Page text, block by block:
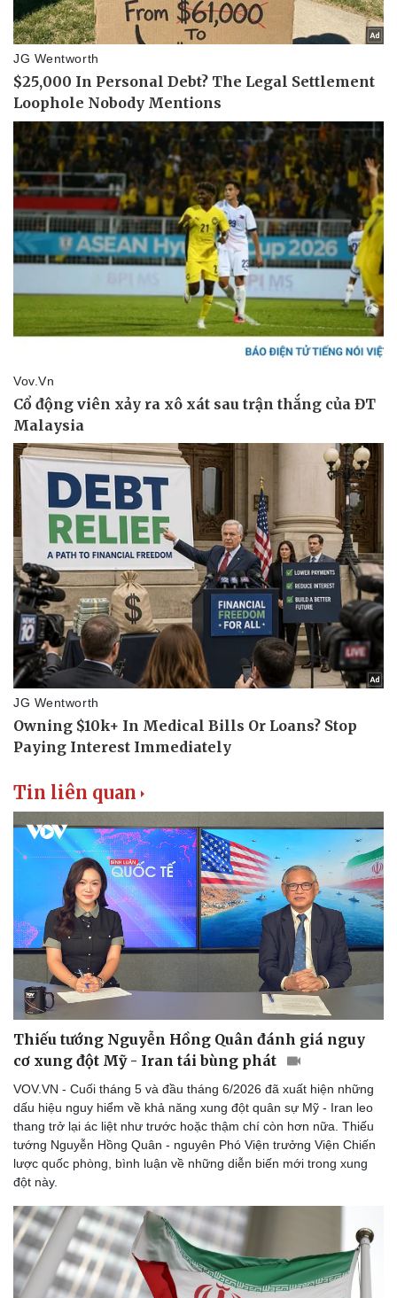
Vụ án
Tin nóng
Tư vấn luật
Việt Nam
Phân tích
Tin liên quan
Thiếu tướng Nguyễn Hồng Quân đánh giá nguy
cơ xung đột Mỹ - Iran tái bùng phát
VOV.VN - Cuối tháng 5 và đầu tháng 6/2026 đã xuất hiện những
dấu hiệu nguy hiểm về khả năng xung đột quân sự Mỹ - Iran leo
thang trở lại ác liệt như trước hoặc thậm chí còn hơn nữa. Thiếu
tướng Nguyễn Hồng Quân - nguyên Phó Viện trưởng Viện Chiến
lược quốc phòng, bình luận về những diễn biến mới trong xung
đột này.